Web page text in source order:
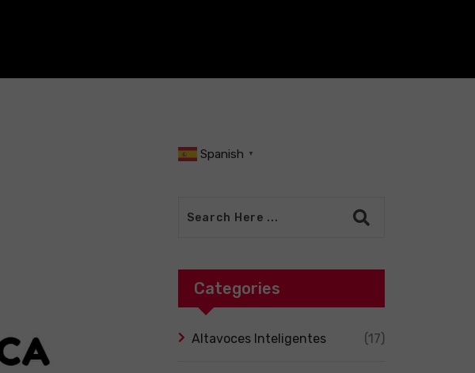
Spanish ▼
Categories
Altavoces Inteligentes (17)